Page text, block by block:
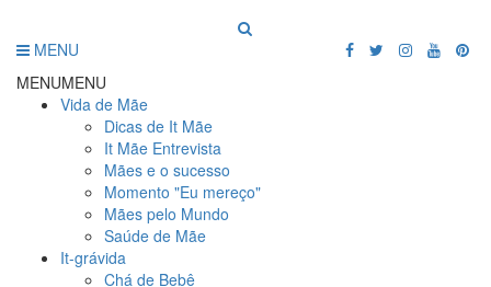
MENU
MENUMENU
Vida de Mãe
Dicas de It Mãe
It Mãe Entrevista
Mães e o sucesso
Momento "Eu mereço"
Mães pelo Mundo
Saúde de Mãe
It-grávida
Chá de Bebê